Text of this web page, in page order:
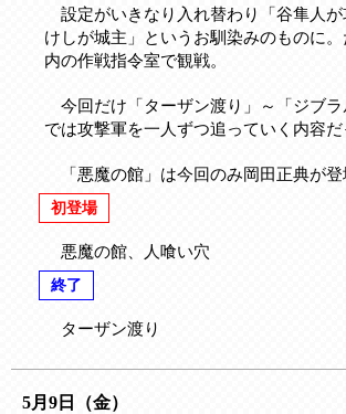
設定がいきなり入れ替わり「谷隼人
けしが城主」というお馴染みのものに
内の作戦指令室で観戦。
今回だけ「ターザン渡り」～「ジブラ
では攻撃軍を一人ずつ追っていく内容だ
「悪魔の館」は今回のみ岡田正典が
初登場
悪魔の館、人喰い穴
終了
ターザン渡り
5月9日（金）